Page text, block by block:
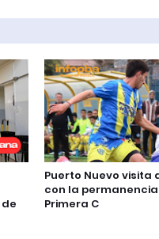
Puerto Nuevo visita
con la
Primera C